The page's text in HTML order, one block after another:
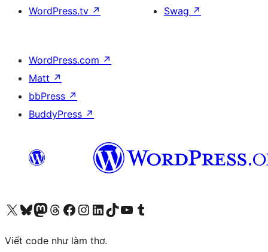
WordPress.tv ↗
Swag ↗
WordPress.com ↗
Matt ↗
bbPress ↗
BuddyPress ↗
Truy cập tài khoản X (trước đây là Twitter) của chúng tôiVisit our Bluesky account
Visit our Mastodon account
Visit our Threads account
Xem trang Facebook của chúng tôiTruy cập tài khoản Instagram của chúng tôiTruy cập tài khoản LinkedIn của chúng tôiVisit our TikTok account
Truy cập kênh YouTube của chúng tôi Visit our Tumblr account
Viết code như làm thơ.